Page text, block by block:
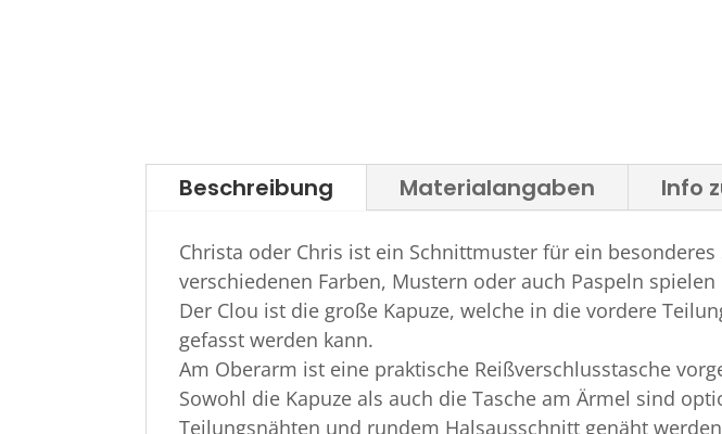
Beschreibung Materialangaben Info
Christa oder Chris ist ein Schnittmuster für ein
verschiedenen Farben, Mustern oder auch Paspeln spielen
Der Clou ist die große Kapuze, welche in die vordere
gefasst werden kann.
Am Oberarm ist eine praktische Reißverschlusstasche
Sowohl die Kapuze als auch die Tasche am Ärmel sind
Teilungsnähten und rundem Halsausschnitt genäht